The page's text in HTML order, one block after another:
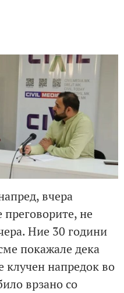
вчера
не
Ние 30 години
покажале дека
клучен напредок во
врзано со